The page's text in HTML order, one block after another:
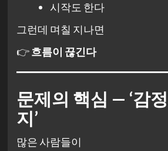
시작도 한다
그런데 며칠 지나면
👉흐름이 끊긴다
문제의 핵심 — ‘감
지’
많은 사람들이